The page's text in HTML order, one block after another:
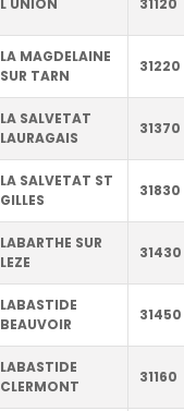
L UNION 31120
LA MAGDELAINE
SUR TARN
31220
LA SALVETAT
LAURAGAIS
31370
LA SALVETAT ST
GILLES
31830
LABARTHE SUR
LEZE
31430
LABASTIDE
BEAUVOIR
31450
LABASTIDE
CLERMONT
31160